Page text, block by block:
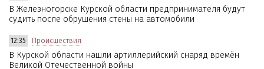
В Железногорске Курской области предпринимателя будут
судить после обрушения стены на автомобили
12:35 Происшествия
В Курской области нашли артиллерийский снаряд времён
Великой Отечественной войны